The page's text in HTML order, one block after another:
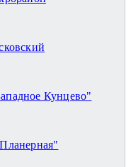
Кунцево"